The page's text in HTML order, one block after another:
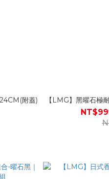
附蓋) 【LMG】黑曜石極